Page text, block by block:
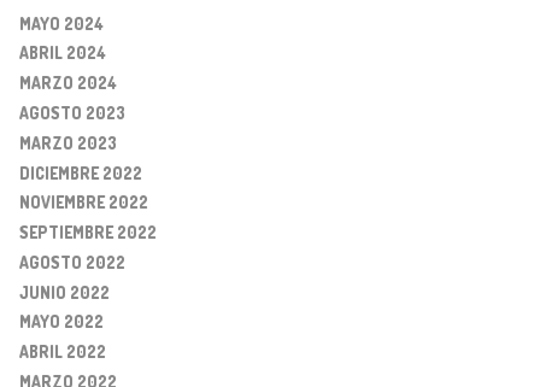
MAYO 2024
ABRIL 2024
MARZO 2024
AGOSTO 2023
MARZO 2023
DICIEMBRE 2022
NOVIEMBRE 2022
SEPTIEMBRE 2022
AGOSTO 2022
JUNIO 2022
MAYO 2022
ABRIL 2022
MARZO 2022